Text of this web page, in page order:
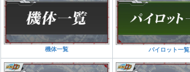
機体一覧 パイロット一覧